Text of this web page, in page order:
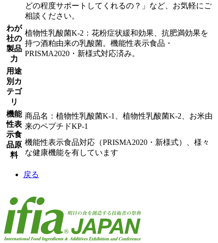
どの程度サポートしてくれるの？」など、お気軽にご
相談ください。
わが
社の
製品
力
植物性乳酸菌K-2：花粉症状緩和効果、抗肥満効果を
持つ酒粕由来の乳酸菌。機能性表示食品・
PRISMA2020・新様式対応済み。
用途
別カ
テゴ
リ
機能
性表
示食
品原
料
商品名：植物性乳酸菌K-1、植物性乳酸菌K-2、お米由
来のペプチドKP-1
機能性表示食品対応（PRISMA2020・新様式）、様々
な健康機能を有しています
戻る